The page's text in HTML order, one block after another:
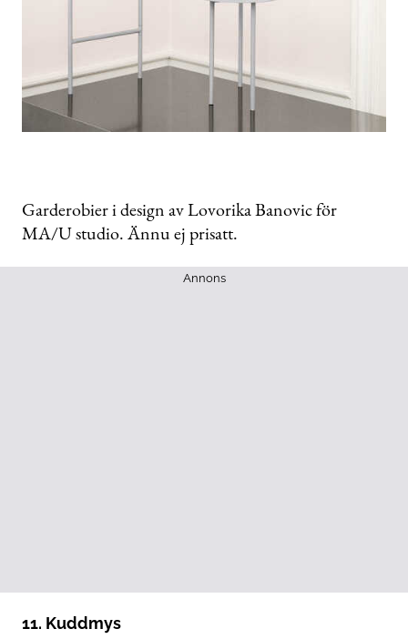
Garderobier i design av Lovorika Banovic för
MA/U studio. Ännu ej prisatt.
Annons
11. Kuddmys